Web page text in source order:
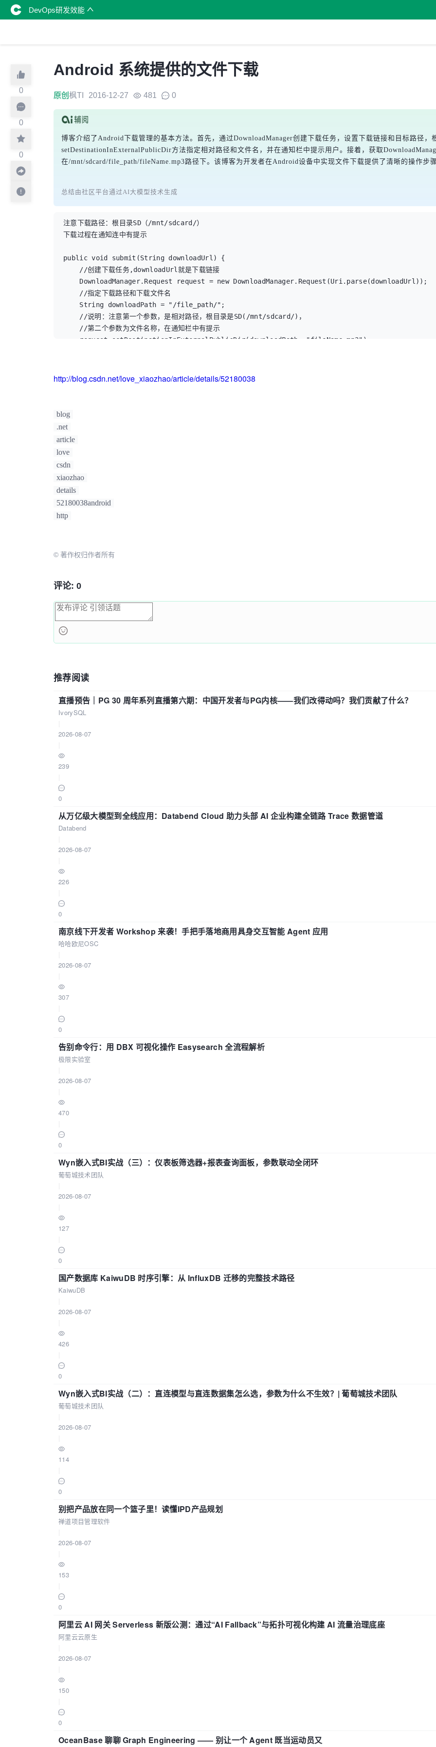
DevOps研发效能
0
0
0
Android 系统提供的文件下载
原创 枫TI 2016-12-27 481 0
博客介绍了Android下载管理的基本方法。首先，通过DownloadManager创建下载任务，设置下载链接和目标路径，
setDestinationInExternalPublicDir方法指定相对路径和文件名，并在通知栏中提示用户。接着，获取
在/mnt/sdcard/file_path/fileName.mp3路径下。该博客为开发者在Android设备中实现文件下载提供了清晰的操作步骤
总结由社区平台通过AI大模型技术生成
注意下载路径：根目录SD（/mnt/sdcard/）
下载过程在通知连中有提示
public void submit(String downloadUrl) {
//说明：注意第一个参数，是相对路径，根目录是SD(/mnt/sdcard/)，
//第二个参数为文件名称，在通知栏中有提示
    //将下载任务加入下载队列，否则不会进行下载
http://blog.csdn.net/love_xiaozhao/article/details/52180038
blog
.net
article
love
csdn
xiaozhao
details
52180038android
http
© 著作权归作者所有
评论: 0
推荐阅读
直播预告｜PG 30 周年系列直播第六期：中国开发者与PG内核——我们改得动吗？我们贡献了什么？
IvorySQL
2026-08-07
239
0
从万亿级大模型到全线应用：Databend Cloud 助力头部 AI 企业构建全链路 Trace 数据管道
Databend
2026-08-07
226
0
南京线下开发者 Workshop 来袭！手把手落地商用具身交互智能 Agent 应用
哈哈欧尼OSC
2026-08-07
307
0
告别命令行：用 DBX 可视化操作 Easysearch 全流程解析
极限实验室
2026-08-07
470
0
Wyn嵌入式BI实战（三）：仪表板筛选器+报表查询面板，参数联动全闭环
葡萄城技术团队
2026-08-07
127
0
国产数据库 KaiwuDB 时序引擎：从 InfluxDB 迁移的完整技术路径
KaiwuDB
2026-08-07
426
0
Wyn嵌入式BI实战（二）：直连模型与直连数据集怎么选，参数为什么不生效？| 葡萄城技术团队
葡萄城技术团队
2026-08-07
114
0
别把产品放在同一个篮子里！读懂IPD产品规划
禅道项目管理软件
2026-08-07
153
0
阿里云 AI 网关 Serverless 新版公测：通过“AI Fallback”与拓扑可视化构建 AI 流量治理底座
阿里云云原生
2026-08-07
150
0
OceanBase 聊聊 Graph Engineering —— 别让一个 Agent 既当运动员又